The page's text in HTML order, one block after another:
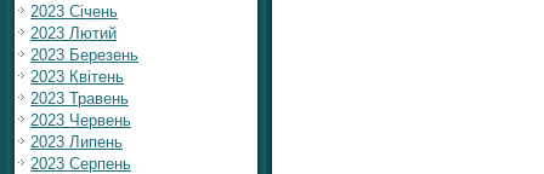
2023 Січень
2023 Лютий
2023 Березень
2023 Квітень
2023 Травень
2023 Червень
2023 Липень
2023 Серпень